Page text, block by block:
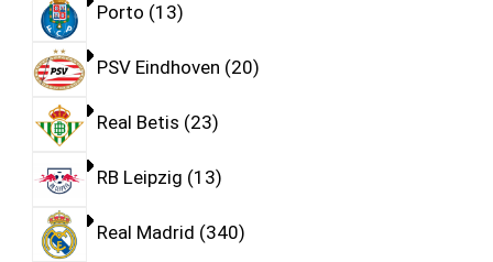
Porto 13
PSV Eindhoven 20
Real Betis 23
RB Leipzig 13
Real Madrid 340